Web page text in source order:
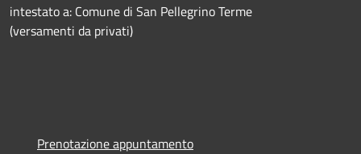
intestato a: Comune di San Pellegrino Terme
(versamenti da privati)
Prenotazione appuntamento